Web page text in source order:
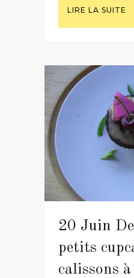
LIRE LA SUITE
20 Juin
petits
calissons